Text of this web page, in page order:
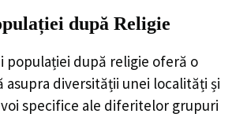
după Religie
populației după religie oferă o
asupra diversității unei localități și
specifice ale diferitelor grupuri